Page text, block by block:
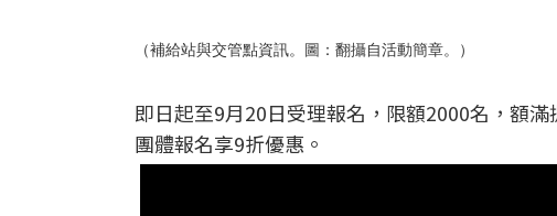
（補給站與交管點資訊。圖：翻攝自活動簡章。）
即日起至9月20日受理報名，限額2000名，額滿
團體報名享9折優惠。